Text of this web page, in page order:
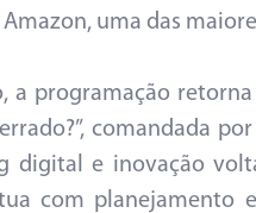
uma das
a programação
comandada
digital e inovação
com planejamento